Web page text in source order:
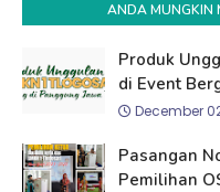
ANDA MUNGKIN
Produk
di Event
December
Pasangan
Pemilihan